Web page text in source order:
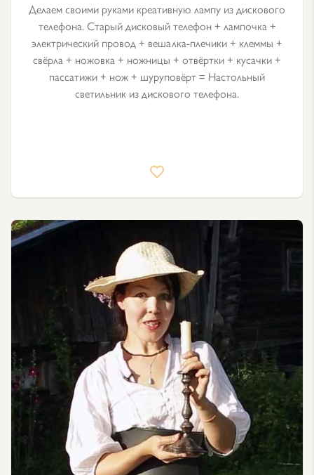
Делаем своими руками креативную лампу из дискового
телефона. Старый дисковый телефон + лампочка +
электрический провод + вешалка-плечики + клеммы +
свёрла + ножовка + ножницы + отвёртки + кусачки +
пассатижи + нож + шуруповёрт = Настольный
светильник из дискового телефона.